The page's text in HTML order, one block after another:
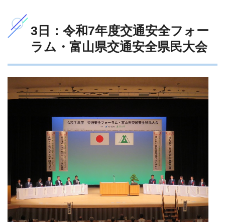
3日：令和7年度交通安全フォー
ラム・富山県交通安全県民大会